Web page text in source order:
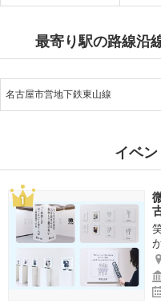
最寄り駅の路線沿
名古屋市営地下鉄東山線
イベ